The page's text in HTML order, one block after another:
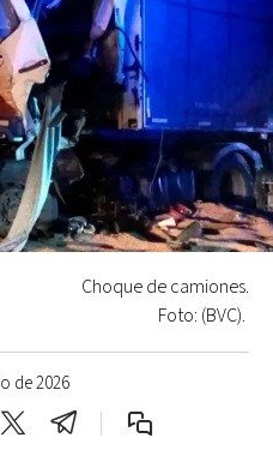
de 2026
Choque de camiones.
Foto: (BVC).